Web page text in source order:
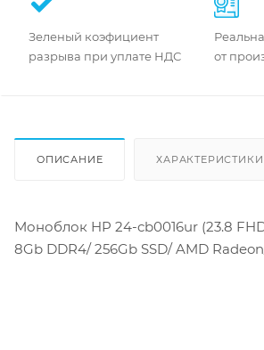
Зеленый коэфициент
разрыва при уплате НДС
от
ОПИСАНИЕ ХАРАКТЕРИСТИКИ
Моноблок HP 24-cb0016ur (23.8
8Gb DDR4/ 256Gb SSD/ AMD